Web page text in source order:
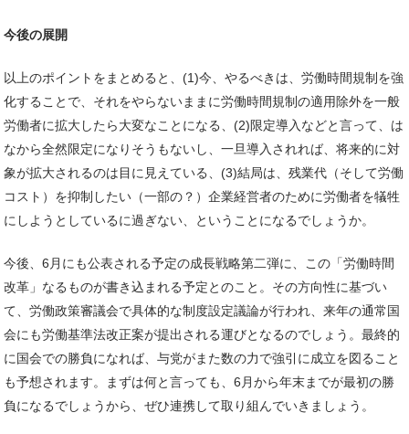
今後の展開
以上のポイントをまとめると、(1)今、やるべきは、労働時間規制を強
化することで、それをやらないままに労働時間規制の適用除外を一般
労働者に拡大したら大変なことになる、(2)限定導入などと言って、は
なから全然限定になりそうもないし、一旦導入されれば、将来的に対
象が拡大されるのは目に見えている、(3)結局は、残業代（そして労働
コスト）を抑制したい（一部の？）企業経営者のために労働者を犠牲
にしようとしているに過ぎない、ということになるでしょうか。
今後、6月にも公表される予定の成長戦略第二弾に、この「労働時間
改革」なるものが書き込まれる予定とのこと。その方向性に基づい
て、労働政策審議会で具体的な制度設定議論が行われ、来年の通常国
会にも労働基準法改正案が提出される運びとなるのでしょう。最終的
に国会での勝負になれば、与党がまた数の力で強引に成立を図ること
も予想されます。まずは何と言っても、6月から年末までが最初の勝
負になるでしょうから、ぜひ連携して取り組んでいきましょう。